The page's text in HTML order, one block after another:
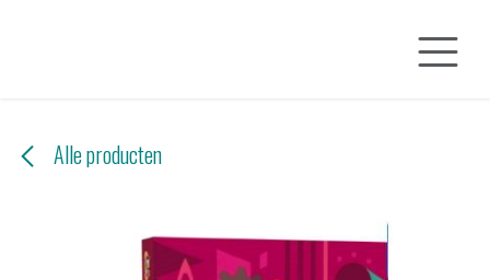
Alle producten